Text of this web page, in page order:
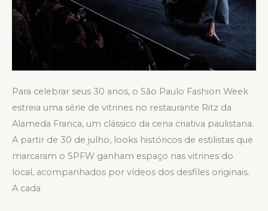
Para celebrar seus 30 anos, o São Paulo Fashion Week
estreia uma série de vitrines no restaurante Ritz da
Alameda Franca, um clássico da cena criativa paulistana.
A partir de 30 de julho, looks históricos de estilistas que
marcaram o SPFW ganham espaço nas vitrines do
local, acompanhados por vídeos dos desfiles originais.
A cada